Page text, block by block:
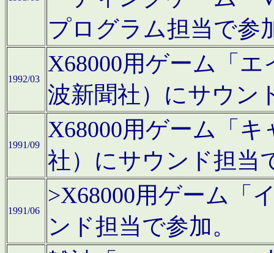
プログラム担当で参
1992/03
X68000用ゲーム「
波新聞社）にサウン
1991/09
X68000用ゲーム「
社）にサウンド担当
1991/06
>X68000用ゲーム「
ンド担当で参加。